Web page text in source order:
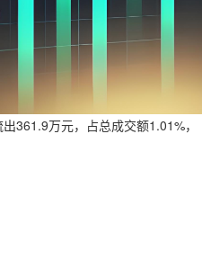
361.9万元，占总成交额1.01%，